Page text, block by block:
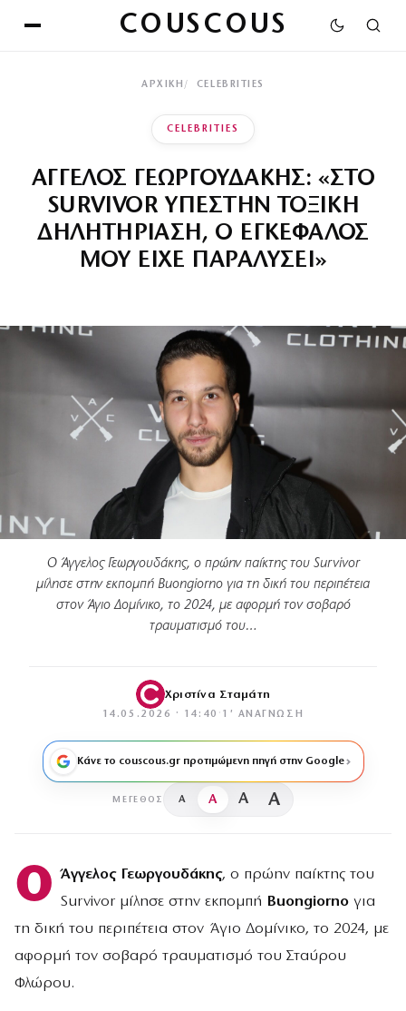
COUSCOUS
ΑΡΧΙΚΉ CELEBRITIES
CELEBRITIES
ΑΓΓΕΛΟΣ ΓΕΩΡΓΟΥΔΑΚΗΣ: «ΣΤΟ
SURVIVOR ΥΠΕΣΤΗΝ ΤΟΞΙΚΗ
ΔΗΛΗΤΗΡΙΑΣΗ, Ο ΕΓΚΕΦΑΛΟΣ
ΜΟΥ ΕΙΧΕ ΠΑΡΑΛΥΣΕΙ»
Ο Άγγελος Γεωργουδάκης, ο πρώην παίκτης του Survivor
μίλησε στην εκπομπή Buongiorno για τη δική του περιπέτεια
στον Άγιο Δομίνικο, το 2024, με αφορμή τον σοβαρό
τραυματισμό του…
Χριστίνα Σταμάτη
14.05.2026 · 14:40 · 1′ ΑΝΆΓΝΩΣΗ
Κάνε το couscous.gr προτιμώμενη πηγή στην Google
ΜΈΓΕΘΟΣ A A A A
Ο Άγγελος Γεωργουδάκης, ο πρώην παίκτης του
Survivor μίλησε στην εκπομπή Buongiornoγια
τη δική του περιπέτεια στον Άγιο Δομίνικο, το 2024, με
αφορμή τον σοβαρό τραυματισμό του Σταύρου
Φλώρου.